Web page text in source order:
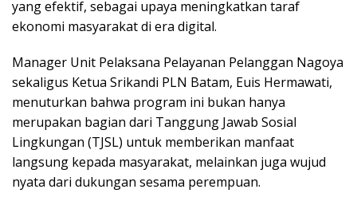
yang efektif, sebagai upaya meningkatkan taraf
ekonomi masyarakat di era digital.
Manager Unit Pelaksana Pelayanan Pelanggan Nagoya
sekaligus Ketua Srikandi PLN Batam, Euis Hermawati,
menuturkan bahwa program ini bukan hanya
merupakan bagian dari Tanggung Jawab Sosial
Lingkungan (TJSL) untuk memberikan manfaat
langsung kepada masyarakat, melainkan juga wujud
nyata dari dukungan sesama perempuan.